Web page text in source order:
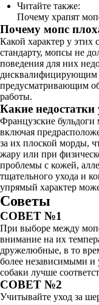
Читайте также:
Почему храпят
Почему мопс
Какой характер у этих
стандарту, мопсы не
поведения для них
дисквалифицирующим
предусматривающим
работы.
Какие недостатки
Французские бульдоги
включая
за их плоской морды,
жару или при
проблемы с кожей,
тщательного ухода и
упрямый характер
Советы
СОВЕТ №1
При выборе между
внимание на их
дружелюбные, в то
более независимыми и
собаки лучше
СОВЕТ №2
Учитывайте уход за